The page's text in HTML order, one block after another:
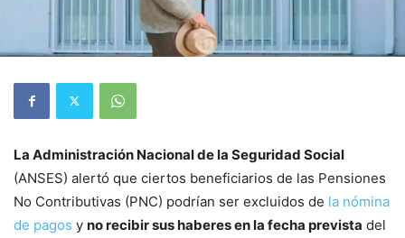
La Administración Nacional de la Seguridad Social
(ANSES) alertó que ciertos beneficiarios de las Pensiones
No Contributivas (PNC) podrían ser excluidos de la nómina
de pagos y no recibir sus haberes en la fecha prevista del